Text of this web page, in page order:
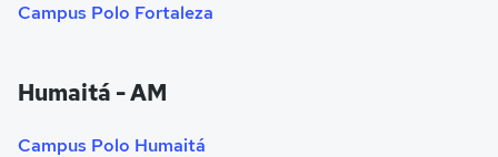
Campus Polo Fortaleza
Humaitá - AM
Campus Polo Humaitá